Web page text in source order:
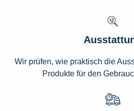
Wir prüfen, wie praktisch die
Produkte für den